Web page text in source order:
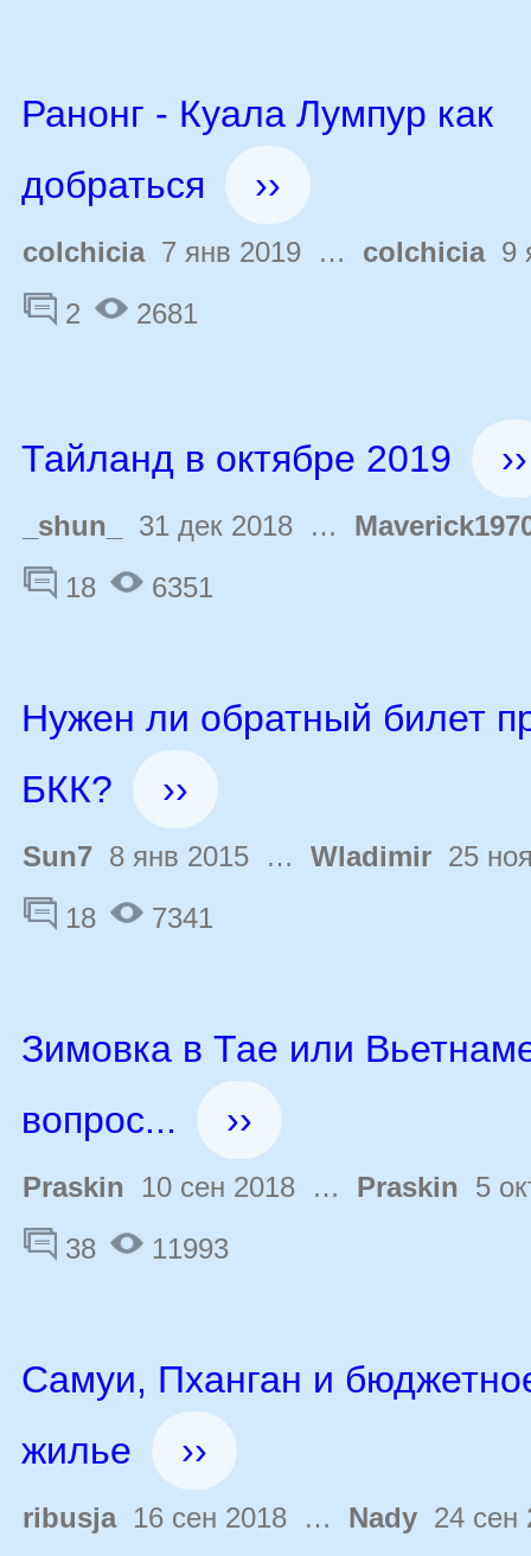
Ранонг - Куала Лумпур как
добраться
››
colchicia7 янв 2019 … colchicia9
2
2681
Тайланд в октябре 2019 ››
_shun_ 31 дек 2018 …
18
6351
Нужен ли обратный билет
БКК?
››
Sun7 8 янв 2015 … Wladimir 25
18
7341
Зимовка в Тае или
вопрос...
››
Praskin 10 сен 2018 … Praskin 5
38
11993
Самуи, Пханган и
жилье
››
ribusja16 сен 2018 … Nady 24 сен